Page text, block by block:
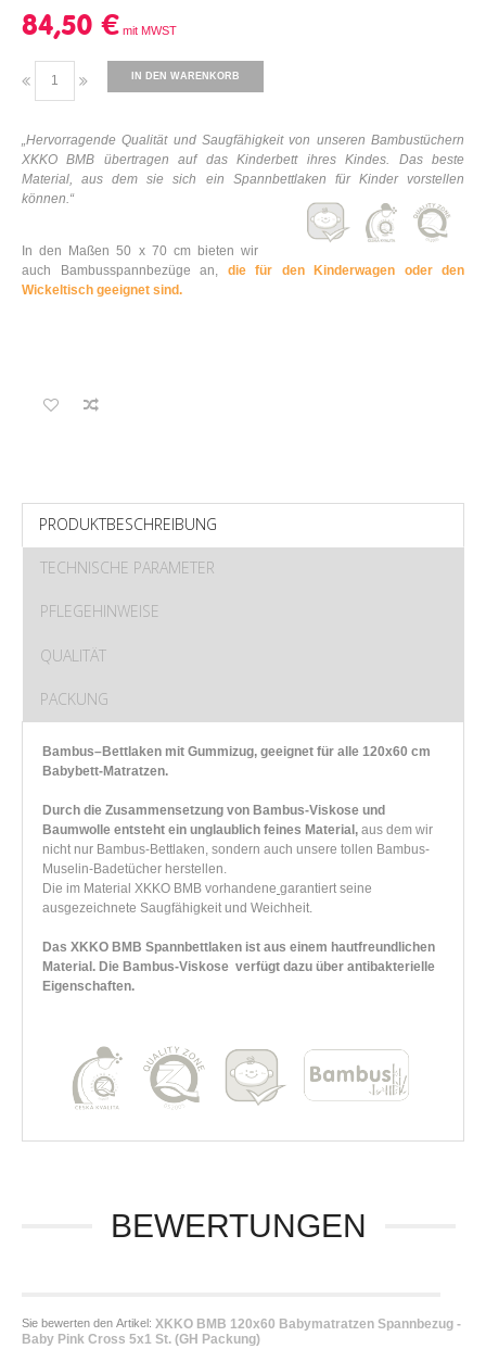
84,50 €
IN DEN WARENKORB
„Hervorragende Qualität und Saugfähigkeit von unseren Bambustüchern
XKKO BMB übertragen auf das Kinderbett ihres Kindes. Das beste
Material, aus dem sie sich ein Spannbettlaken für Kinder vorstellen
können.“
In den Maßen 50 x 70 cm bieten wir
auch Bambusspannbezüge an, die für den Kinderwagen oder den
Wickeltisch geeignet sind.
PRODUKTBESCHREIBUNG
TECHNISCHE PARAMETER
PFLEGEHINWEISE
QUALITÄT
PACKUNG
Bambus–Bettlaken mit Gummizug, geeignet für alle 120x60 cm
Babybett-Matratzen.
Durch die Zusammensetzung von Bambus-Viskose und
Baumwolle entsteht ein unglaublich feines Material, aus dem wir
nicht nur Bambus-Bettlaken, sondern auch unsere tollen Bambus-
Muselin-Badetücher herstellen.
Die im Material XKKO BMB vorhandene garantiert seine
ausgezeichnete Saugfähigkeit und Weichheit.
Das XKKO BMB Spannbettlaken ist aus einem hautfreundlichen
Material. Die Bambus-Viskose verfügt dazu über antibakterielle
Eigenschaften.
BEWERTUNGEN
Sie bewerten den Artikel: XKKO BMB 120x60 Babymatratzen Spannbezug -
Baby Pink Cross 5x1 St. (GH Packung)